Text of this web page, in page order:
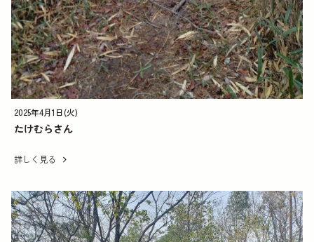
プライバシーポリシー
情報公開要領
2025年4月1日(火)
たけむらさん
詳しく見る